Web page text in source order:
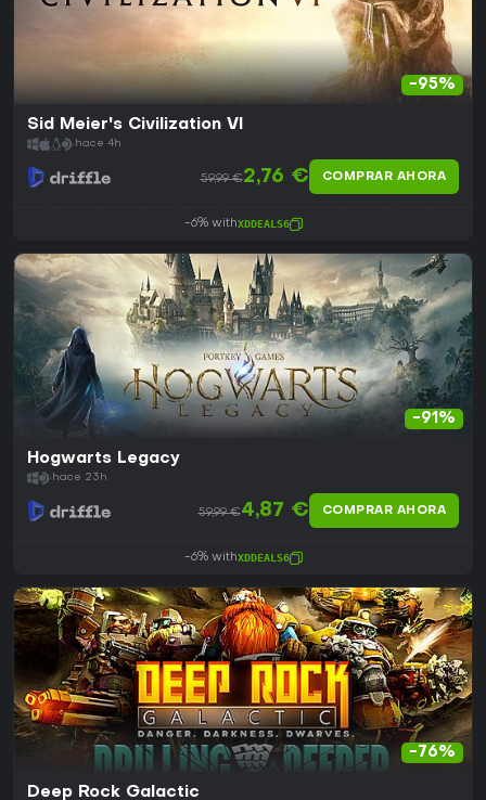
-95%
Sid Meier's Civilization VI
hace 4h
59,99 €2,76 € COMPRAR AHORA
-6% withXDDEALS6
-91%
Hogwarts Legacy
hace 23h
59,99 €4,87 € COMPRAR AHORA
-6% withXDDEALS6
-76%
Deep Rock Galactic